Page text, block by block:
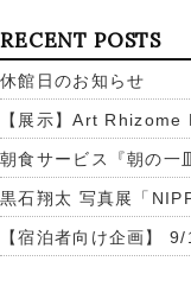
RECENT POSTS
休館日のお知らせ
【展示】Art
朝食サービス『朝の一
黒石翔太 写真展「
【宿泊者向け企画】